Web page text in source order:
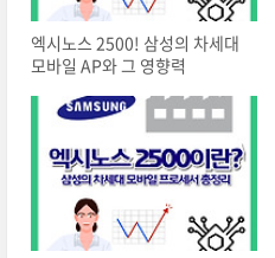
엑시노스 2500! 삼성의 차세대
모바일 AP와 그 영향력